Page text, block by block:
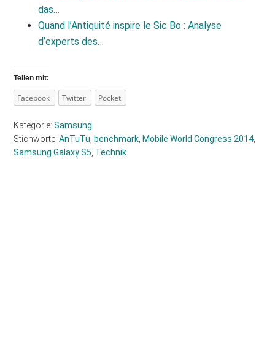
das…
Quand l’Antiquité inspire le Sic Bo : Analyse
d’experts des…
Teilen mit:
Facebook Twitter Pocket
Kategorie:Samsung
Stichworte:AnTuTu benchmark Mobile World Congress 2014
Samsung Galaxy S5 Technik